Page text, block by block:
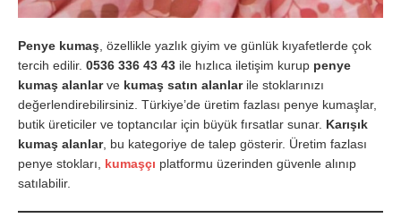
Penye kumaş, özellikle yazlık giyim ve günlük kıyafetlerde çok
tercih edilir. 0536 336 43 43 ile hızlıca iletişim kurup penye
kumaş alanlarve kumaş satın alanlarile stoklarınızı
değerlendirebilirsiniz. Türkiye’de üretim fazlası penye kumaşlar,
butik üreticiler ve toptancılar için büyük fırsatlar sunar. Karışık
kumaş alanlar, bu kategoriye de talep gösterir. Üretim fazlası
penye stokları, kumaşçı platformu üzerinden güvenle alınıp
satılabilir.